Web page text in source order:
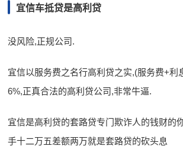
宜信车抵贷是高利贷
没风险,正规公司.
宜信以服务费之名行高利贷之实,(服务费+利
6%,正真合法的高利贷公司,非常牛逼.
宜信是高利贷的套路贷专门欺诈人的钱财的
手十二万五差额两万就是套路贷的砍头息